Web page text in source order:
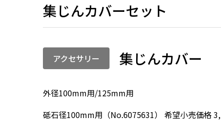
集じんカバーセット
アクセサリー 集じんカバー
外径100mm用/125mm用
砥石径100mm用（No.6075631） 希望小売価格